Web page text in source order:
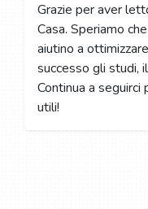
Grazie per aver
Casa. Speriamo
aiutino a
successo gli studi,
Continua a
utili!